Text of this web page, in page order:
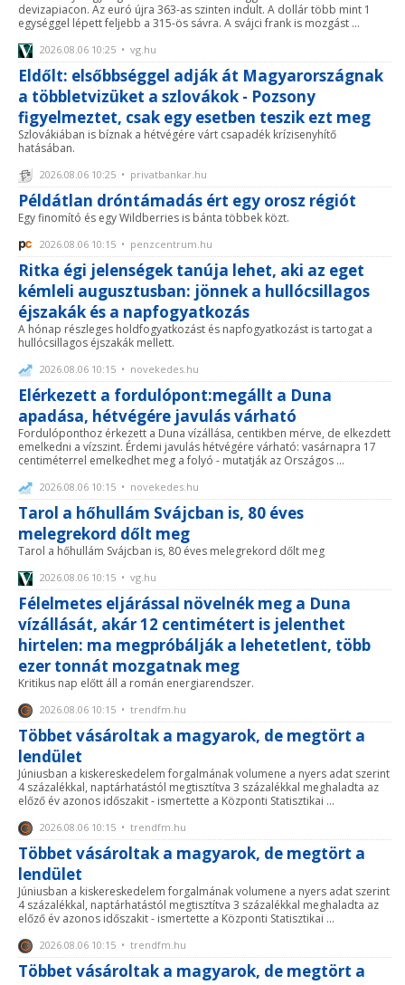
devizapiacon. Az euró újra 363-as szinten indult. A dollár több mint 1
egységgel lépett feljebb a 315-ös sávra. A svájci frank is mozgást ...
2026.08.06 10:25 • vg.hu
Eldőlt: elsőbbséggel adják át Magyarországnak
a többletvizüket a szlovákok - Pozsony
figyelmeztet, csak egy esetben teszik ezt meg
Szlovákiában is bíznak a hétvégére várt csapadék krízisenyhítő
hatásában.
2026.08.06 10:25 • privatbankar.hu
Példátlan dróntámadás ért egy orosz régiót
Egy finomító és egy Wildberries is bánta többek közt.
2026.08.06 10:15 • penzcentrum.hu
Ritka égi jelenségek tanúja lehet, aki az eget
kémleli augusztusban: jönnek a hullócsillagos
éjszakák és a napfogyatkozás
A hónap részleges holdfogyatkozást és napfogyatkozást is tartogat a
hullócsillagos éjszakák mellett.
2026.08.06 10:15 • novekedes.hu
Elérkezett a fordulópont:megállt a Duna
apadása, hétvégére javulás várható
Fordulóponthoz érkezett a Duna vízállása, centikben mérve, de elkezdett
emelkedni a vízszint. Érdemi javulás hétvégére várható: vasárnapra 17
centiméterrel emelkedhet meg a folyó - mutatják az Országos ...
2026.08.06 10:15 • novekedes.hu
Tarol a hőhullám Svájcban is, 80 éves
melegrekord dőlt meg
Tarol a hőhullám Svájcban is, 80 éves melegrekord dőlt meg
2026.08.06 10:15 • vg.hu
Félelmetes eljárással növelnék meg a Duna
vízállását, akár 12 centimétert is jelenthet
hirtelen: ma megpróbálják a lehetetlent, több
ezer tonnát mozgatnak meg
Kritikus nap előtt áll a román energiarendszer.
2026.08.06 10:15 • trendfm.hu
Többet vásároltak a magyarok, de megtört a
lendület
Júniusban a kiskereskedelem forgalmának volumene a nyers adat szerint
4 százalékkal, naptárhatástól megtisztítva 3 százalékkal meghaladta az
előző év azonos időszakit - ismertette a Központi Statisztikai ...
2026.08.06 10:15 • trendfm.hu
Többet vásároltak a magyarok, de megtört a
lendület
Júniusban a kiskereskedelem forgalmának volumene a nyers adat szerint
4 százalékkal, naptárhatástól megtisztítva 3 százalékkal meghaladta az
előző év azonos időszakit - ismertette a Központi Statisztikai ...
2026.08.06 10:15 • trendfm.hu
Többet vásároltak a magyarok, de megtört a